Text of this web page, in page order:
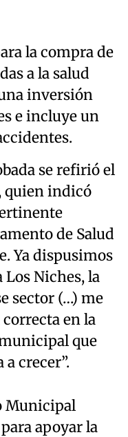
la compra de
a la salud
inversión
e incluye un
se refirió el
quien indicó
de Salud
Ya dispusimos
Niches, la
sector (…) me
correcta en la
que
crecer”.
Municipal
apoyar la